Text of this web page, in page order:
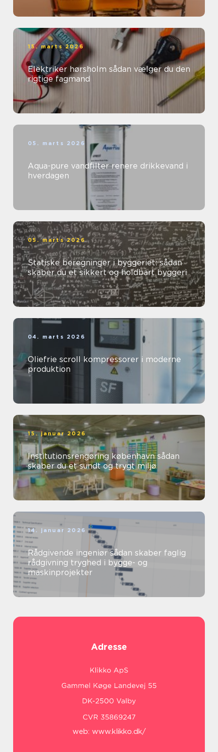
15. marts 2026
Elektriker hørsholm sådan vælger du den
rigtige fagmand
05. marts 2026
Aqua-pure vandfilter renere drikkevand i
hverdagen
05. marts 2026
Statiske beregninger i byggeriet: sådan
skaber du et sikkert og holdbart byggeri
04. marts 2026
Oliefrie scroll kompressorer i moderne
produktion
15. januar 2026
Institutionsrengøring københavn sådan
skaber du et sundt og trygt miljø
14. januar 2026
Rådgivende ingeniør sådan skaber faglig
rådgivning tryghed i bygge- og
maskinprojekter
Adresse
web: www.klikko.dk/